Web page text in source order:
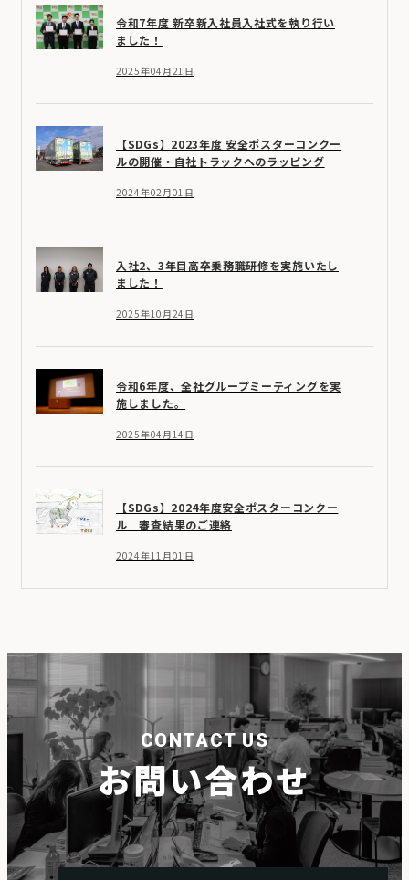
令和7年度 新卒新入社員入社式を執り行い
ました！
2025年04月21日
【SDGs】2023年度 安全ポスターコンクー
ルの開催・自社トラックへのラッピング
2024年02月01日
入社2、3年目高卒乗務職研修を実施いたし
ました！
2025年10月24日
令和6年度、全社グループミーティングを実
施しました。
2025年04月14日
【SDGs】2024年度安全ポスターコンクー
ル 審査結果のご連絡
2024年11月01日
CONTACT US
お問い合わせ